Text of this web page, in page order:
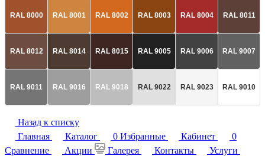
RAL 8000 RAL 8001 RAL 8002 RAL 8003 RAL 8004 RAL 8011
RAL 8012 RAL 8014 RAL 8015 RAL 9005 RAL 9006 RAL 9007
RAL 9011 RAL 9016 RAL 9018 RAL 9022 RAL 9023 RAL 9010
Назад к списку
Главная
Каталог 0 Избранные Кабинет
0
Сравнение
Акции Галерея Контакты
Услуги